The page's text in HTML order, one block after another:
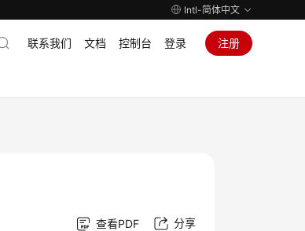
Intl-简体中文
联系我们 文档 控制台 登录 注册
查看PDF 分享